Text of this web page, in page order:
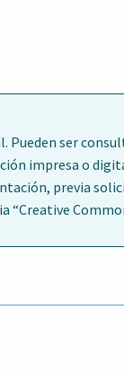
ser
impresa o
previa